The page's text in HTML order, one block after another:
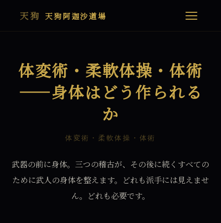
天狗 天狗阿迦沙道場
体変術・柔軟体操・体術
——身体はどう作られる
か
体変術・柔軟体操・体術
武器の前に身体。三つの稽古が、その後に続くすべての
ために武人の身体を整えます。どれも派手には見えませ
ん。どれも必要です。